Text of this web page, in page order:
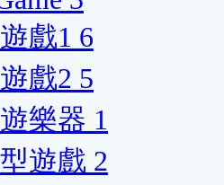
戲1 6
戲2 5
樂器 1
遊戲 2